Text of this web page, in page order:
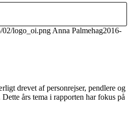
02/logo_oi.png Anna Palmehag2016-
drevet af personrejser, pendlere og
års tema i rapporten har fokus på